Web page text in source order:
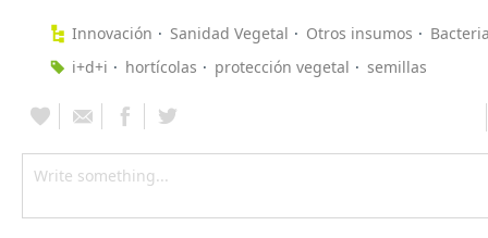
Innovación Sanidad Vegetal Otros insumos
i+d+i
hortícolas protección vegetal semillas